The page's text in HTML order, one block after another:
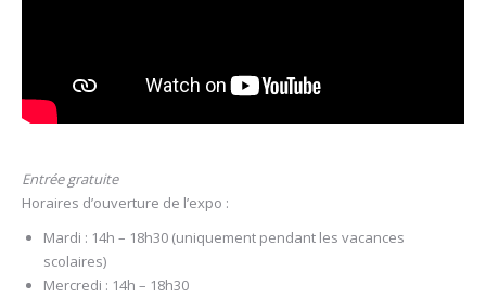
Entrée gratuite
Horaires d’ouverture de l’expo :
Mardi : 14h – 18h30 (uniquement pendant les vacances
scolaires)
Mercredi : 14h – 18h30